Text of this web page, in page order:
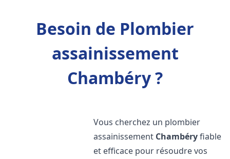
Besoin de Plombier
assainissement
Chambéry ?
Vous cherchez un plombier
assainissement Chambéryfiable
et efficace pour résoudre vos